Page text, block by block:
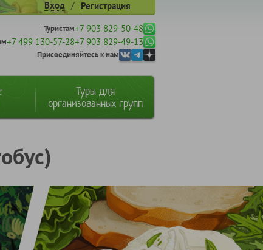
Вход / Регистрация
Туристам+7 903 829-50-48
+7 499 130-57-28+7 903 829-49-13
Присоединяйтесь к нам
Туры для
организованных групп